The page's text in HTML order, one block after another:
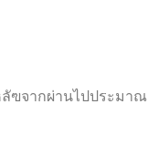
ฃจากผ่านไปประมา